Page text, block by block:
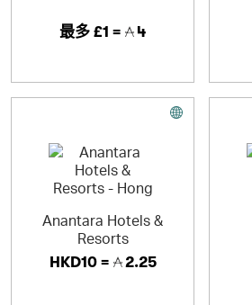
最多 £1 = 4
Anantara Hotels &
Resorts
HKD10 = 2.25